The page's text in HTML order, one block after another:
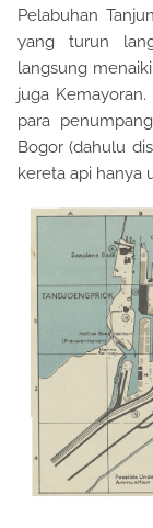
Pelabuhan
yang turun
langsung
juga Kemayoran.
para
Bogor (dahulu
kereta api hanya